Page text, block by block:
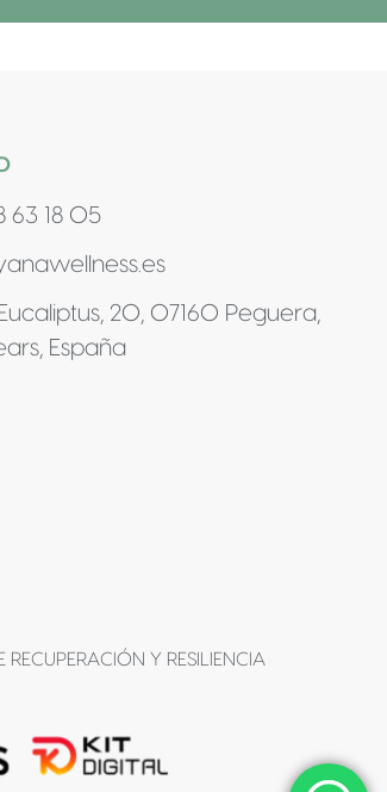
63 18 05
20, 07160 Peguera,
España
Y RESILIENCIA